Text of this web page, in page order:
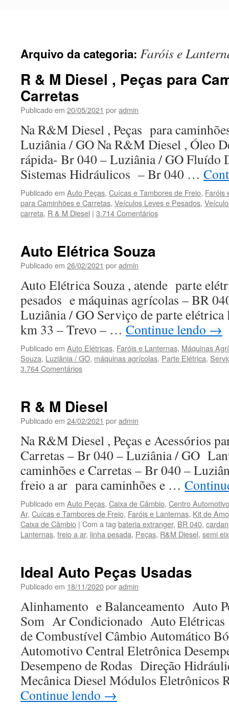
Arquivo da categoria: Faróis e
R & M Diesel , Peças para
Carretas
Publicado em 20/05/2021 poradmin
Na R&M Diesel , Peças para
Luziânia / GO Na R&M Diesel , Óleo
rápida- Br 040 – Luziânia / GO Fluído
Sistemas Hidráulicos – Br 040 …
Publicado em Auto Peças, Cuícas e Tambores de Freio, Faróis
para Caminhões e Carretas, Veículos Leves e Pesados,
carreta, R & M Diesel | 3.714 Comentários
Auto Elétrica Souza
Publicado em 26/02/2021 poradmin
Auto Elétrica Souza , atende parte
pesados e máquinas agrícolas – BR
Luziânia / GO Serviço de parte
km 33 – Trevo – … Continue lendo →
Publicado em Auto Elétricas, Faróis e Lanternas, Máquinas
Souza, Luziânia / GO, máquinas agrícolas, Parte Elétrica,
3.764 Comentários
R & M Diesel
Publicado em 24/02/2021 poradmin
Na R&M Diesel , Peças e Acessórios
Carretas – Br 040 – Luziânia / GO
caminhões e Carretas – Br 040 –
freio a ar para caminhões e …
Publicado em Auto Peças, Caixa de Câmbio, Centro
Ar, Cuícas e Tambores de Freio, Faróis e Lanternas, Kit de
Caixa de Câmbio | Com a tag bateria extranger, BR 040, cardan
Lanternas, freio a ar, linha pesada, Peças, R&M Diesel, semi
Ideal Auto Peças Usadas
Publicado em 18/11/2020poradmin
Alinhamento e Balanceamento Auto
Som Ar Condicionado Auto
de Combustível Câmbio Automático
Automotivo Central Eletrônica
Desempeno de Rodas Direção
Mecânica Diesel Módulos
Continue lendo →